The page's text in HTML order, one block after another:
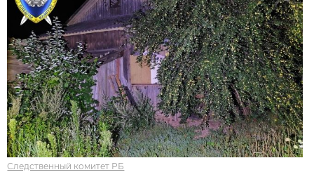
Следственный комитет РБ